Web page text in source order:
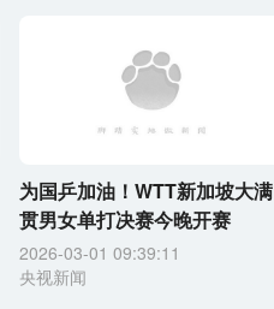
为国乒加油！WTT新加坡大满
贯男女单打决赛今晚开赛
2026-03-01 09:39:11
央视新闻